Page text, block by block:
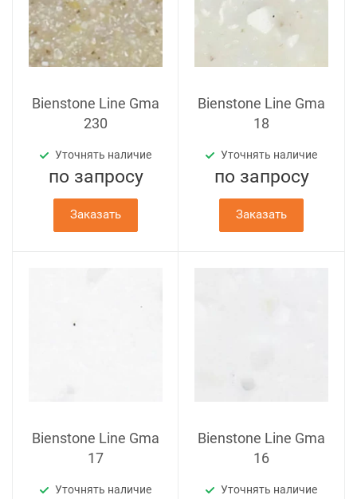
Bienstone Line Gma
230
Уточнять наличие
по запросу
Заказать
Bienstone Line Gma
18
Уточнять наличие
по запросу
Заказать
Bienstone Line Gma
17
Уточнять наличие
Bienstone Line Gma
16
Уточнять наличие